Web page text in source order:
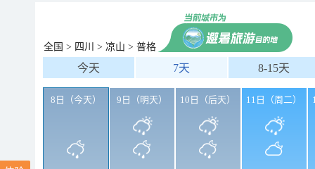
全国 > 四川 > 凉山 > 普格
今天 7天 8-15天
8日（今天） 9日（明天） 10日（后天） 11日（周二）